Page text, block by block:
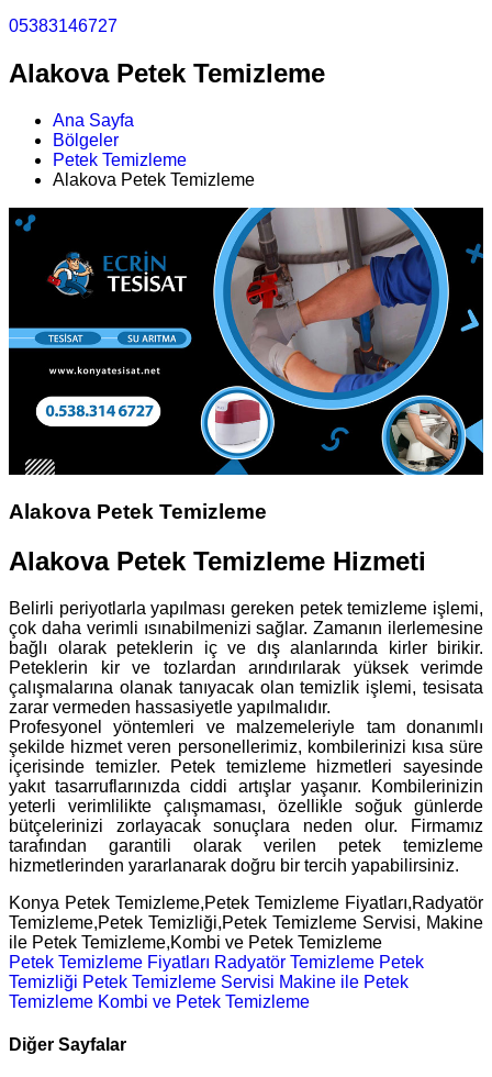
05383146727
Alakova Petek Temizleme
Ana Sayfa
Bölgeler
Petek Temizleme
Alakova Petek Temizleme
Alakova Petek Temizleme
Alakova Petek Temizleme Hizmeti
Belirli periyotlarla yapılması gereken petek temizleme işlemi,
çok daha verimli ısınabilmenizi sağlar. Zamanın ilerlemesine
bağlı olarak peteklerin iç ve dış alanlarında kirler birikir.
Peteklerin kir ve tozlardan arındırılarak yüksek verimde
çalışmalarına olanak tanıyacak olan temizlik işlemi, tesisata
zarar vermeden hassasiyetle yapılmalıdır.
Profesyonel yöntemleri ve malzemeleriyle tam donanımlı
şekilde hizmet veren personellerimiz, kombilerinizi kısa süre
içerisinde temizler. Petek temizleme hizmetleri sayesinde
yakıt tasarruflarınızda ciddi artışlar yaşanır. Kombilerinizin
yeterli verimlilikte çalışmaması, özellikle soğuk günlerde
bütçelerinizi zorlayacak sonuçlara neden olur. Firmamız
tarafından garantili olarak verilen petek temizleme
hizmetlerinden yararlanarak doğru bir tercih yapabilirsiniz.
Konya Petek Temizleme,Petek Temizleme Fiyatları,Radyatör
Temizleme,Petek Temizliği,Petek Temizleme Servisi, Makine
ile Petek Temizleme,Kombi ve Petek Temizleme
Petek Temizleme Fiyatları Radyatör Temizleme Petek
Temizliği Petek Temizleme Servisi Makine ile Petek
Temizleme Kombi ve Petek Temizleme
Diğer Sayfalar